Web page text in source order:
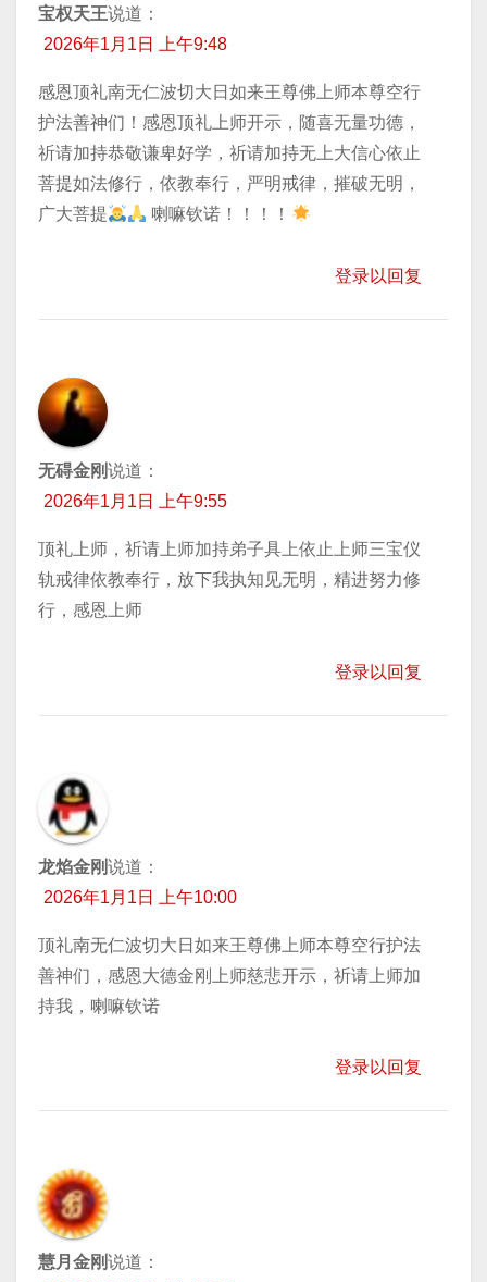
宝权天王说道：
2026年1月1日 上午9:48
感恩顶礼南无仁波切大日如来王尊佛上师本尊空行
护法善神们！感恩顶礼上师开示，随喜无量功德，
祈请加持​恭敬谦卑好学，祈请加持无上大信心依止
菩提如法修行，依教奉行，严明戒律，摧破无明，
广大菩提
喇嘛钦诺！！！！
登录以回复
无碍金刚说道：
2026年1月1日 上午9:55
顶礼上师，祈请上师加持弟子具上依止上师三宝仪
轨戒律依教奉行，放下我执知见无明，精进努力修
行，感恩上师
登录以回复
龙焰金刚说道：
2026年1月1日 上午10:00
顶礼南无仁波切大日如来王尊佛上师本尊空行护法
善神们，感恩大德金刚上师慈悲开示，祈请上师加
持我，喇嘛钦诺
登录以回复
慧月金刚说道：